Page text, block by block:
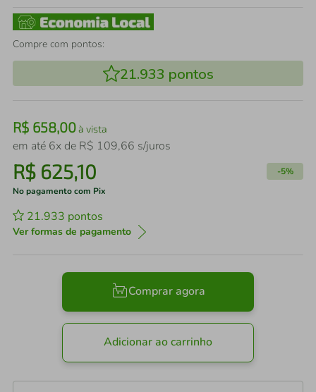
Compre com pontos:
21.933 pontos
R$ 658,00à vista
em até 6x de R$ 109,66 s/juros
R$ 625,10 -5%
No pagamento com Pix
21.933 pontos
Ver formas de pagamento
Comprar agora
Adicionar ao carrinho